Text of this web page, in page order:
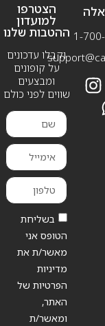
1-
הצטרפו
למועדון
ההטבות שלנו
וקבלו עדכונים
על קופונים
ומבצעים
שווים לפני כולם
בשליחת
הטופס אני
מאשר/ת את
מדיניות
הפרטיות של
האתר,
ומאשר/ת